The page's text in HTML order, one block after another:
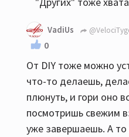
VadiUs
0
От DIY тоже можно
что-то делаешь,
плюнуть, и гори оно
посмотришь свежим
уже завершаешь. А